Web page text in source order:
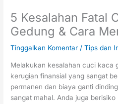
5 Kesalahan Fatal
Gedung & Cara
Tinggalkan Komentar /Tips dan
Melakukan kesalahan cuci kaca
kerugian finansial yang sangat
permanen dan biaya ganti
sangat mahal. Anda juga